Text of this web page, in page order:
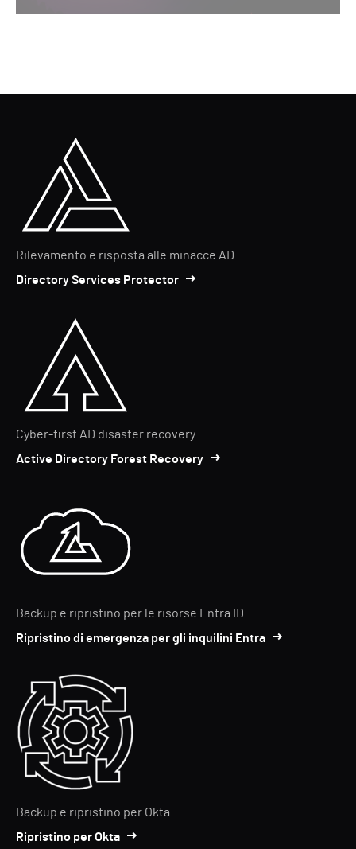
Rilevamento e risposta alle minacce AD
Directory Services Protector
Cyber-first AD disaster recovery
Active Directory Forest Recovery
Backup e ripristino per le risorse Entra ID
Ripristino di emergenza per gli inquilini Entra
Backup e ripristino per Okta
Ripristino per Okta